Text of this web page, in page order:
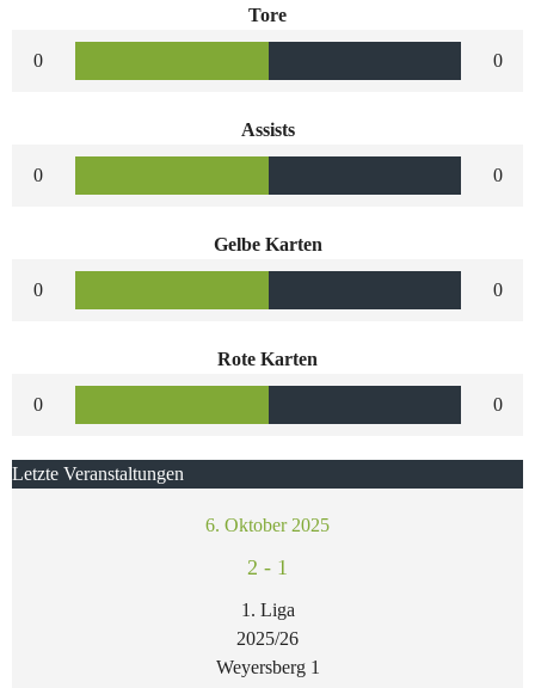
Tore
0 0
Assists
0 0
Gelbe Karten
0 0
Rote Karten
0 0
Letzte Veranstaltungen
6. Oktober 2025
2 - 1
1. Liga
2025/26
Weyersberg 1